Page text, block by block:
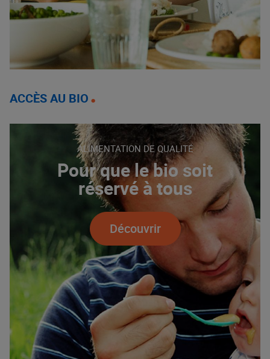
ACCÈS AU BIO
ALIMENTATION DE QUALITÉ
Pour que le bio soit
réservé à tous
Découvrir